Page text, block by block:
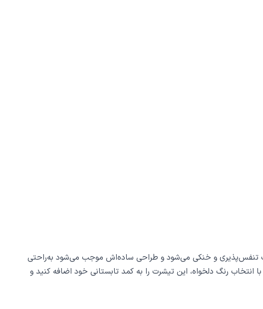
و کاربردپذیری است. جنس 100٪ پنبه‌ای آن باعث تنفس‌پذیری و خنکی می‌شود و طراحی ساده‌اش موجب می‌شود به‌راحتی
رنگ دلخواه، این تیشرت را به کمد تابستانی خود اضافه کنید و